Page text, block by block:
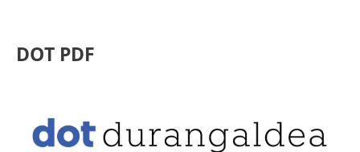
DOT PDF